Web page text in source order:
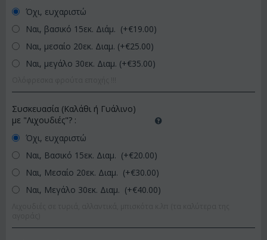
Όχι, ευχαριστώ
Ναι, βασικό 15εκ. Διάμ. (+€19.00)
Ναι, μεσαίο 20εκ. Διαμ. (+€25.00)
Ναι, μεγάλο 30εκ. Διαμ. (+€35.00)
Συσκευασία (Καλάθι ή Γυάλινο)
με "Λιχουδιές"? :
Όχι, ευχαριστώ
Ναι, Βασικό 15εκ. Διαμ. (+€20.00)
Ναι, Μεσαίο 20εκ. Διαμ. (+€30.00)
Ναι, Μεγάλο 30εκ. Διαμ. (+€40.00)